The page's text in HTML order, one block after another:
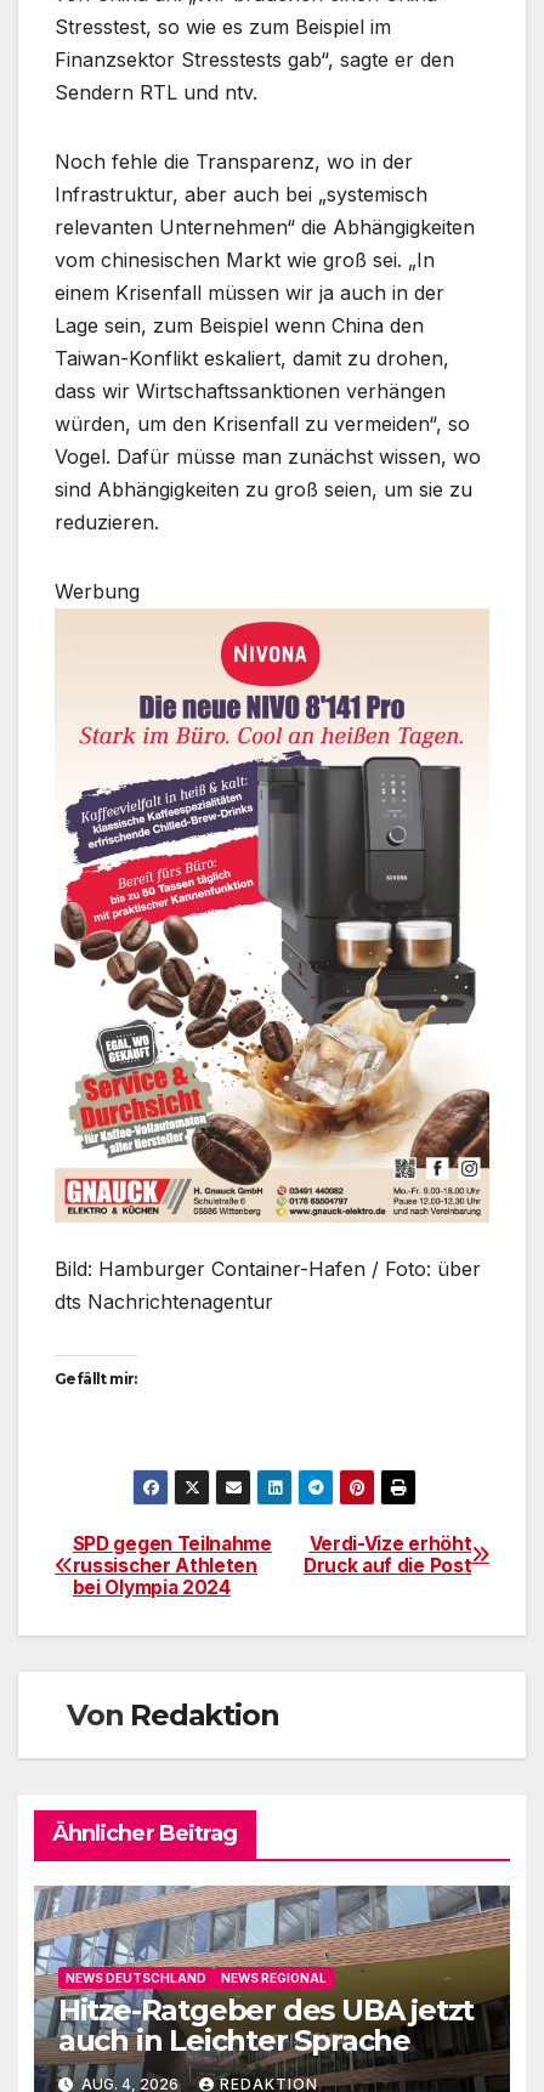
Stresstest, so wie es zum Beispiel im
Finanzsektor Stresstests gab“, sagte er den
Sendern RTL und ntv.
Noch fehle die Transparenz, wo in der
Infrastruktur, aber auch bei „systemisch
relevanten Unternehmen“ die Abhängigkeiten
vom chinesischen Markt wie groß sei. „In
einem Krisenfall müssen wir ja auch in der
Lage sein, zum Beispiel wenn China den
Taiwan-Konflikt eskaliert, damit zu drohen,
dass wir Wirtschaftssanktionen verhängen
würden, um den Krisenfall zu vermeiden“, so
Vogel. Dafür müsse man zunächst wissen, wo
sind Abhängigkeiten zu groß seien, um sie zu
reduzieren.
Werbung
Bild: Hamburger Container-Hafen / Foto: über
dts Nachrichtenagentur
Gefällt mir:
Beitragsnavigation
Verdi-Vize erhöht
Druck auf die Post
SPD gegen Teilnahme
russischer Athleten
bei Olympia 2024
Von Redaktion
Ähnlicher Beitrag
NEWS DEUTSCHLAND NEWS REGIONAL
Hitze-Ratgeber des UBA jetzt
auch in Leichter Sprache
AUG. 4, 2026 REDAKTION